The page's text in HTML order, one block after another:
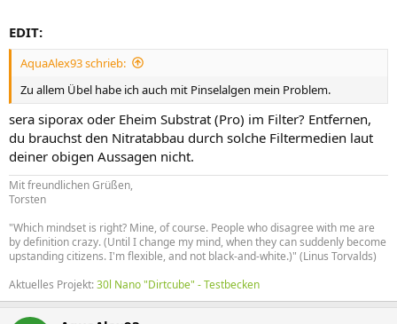
EDIT:
AquaAlex93 schrieb:
Zu allem Übel habe ich auch mit Pinselalgen mein Problem.
sera siporax oder Eheim Substrat (Pro) im Filter? Entfernen,
du brauchst den Nitratabbau durch solche Filtermedien laut
deiner obigen Aussagen nicht.
Mit freundlichen Grüßen,
Torsten
"Which mindset is right? Mine, of course. People who disagree with me are
by definition crazy. (Until I change my mind, when they can suddenly become
upstanding citizens. I'm flexible, and not black-and-white.)" (Linus Torvalds)
Aktuelles Projekt:30l Nano "Dirtcube" - Testbecken